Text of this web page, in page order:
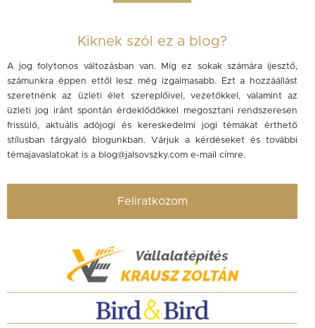
Kiknek szól ez a blog?
A jog folytonos változásban van. Míg ez sokak számára ijesztő,
számunkra éppen ettől lesz még izgalmasabb. Ezt a hozzáállást
szeretnénk az üzleti élet szereplőivel, vezetőkkel, valamint az
üzleti jog iránt spontán érdeklődőkkel megosztani rendszeresen
frissülő, aktuális adójogi és kereskedelmi jogi témákat érthető
stílusban tárgyaló blogunkban. Várjuk a kérdéseket és további
témajavaslatokat is a blog@jalsovszky.com e-mail címre.
Feliratkozom